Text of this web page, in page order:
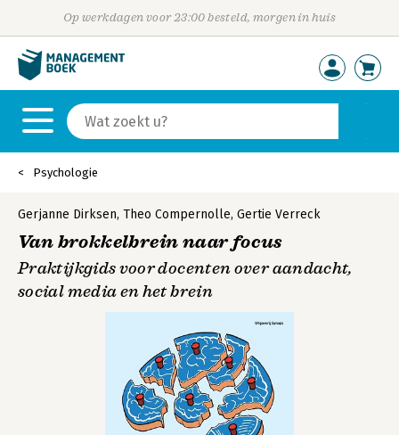
Op werkdagen voor 23:00 besteld, morgen in huis
Psychologie
Gerjanne Dirksen, Theo Compernolle, Gertie Verreck
Van brokkelbrein naar focus
Praktijkgids voor docenten over aandacht,
social media en het brein